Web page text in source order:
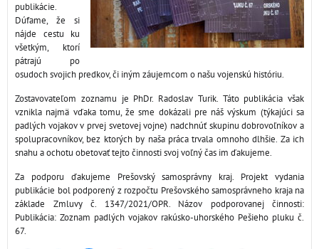
publikácie.
Dúfame, že si
nájde cestu ku
všetkým, ktorí
pátrajú po
osudoch svojich predkov, či iným záujemcom o našu vojenskú históriu.
Zostavovateľom zoznamu je PhDr. Radoslav Turik. Táto publikácia však
vznikla najmä vďaka tomu, že sme dokázali pre náš výskum (týkajúci sa
padlých vojakov v prvej svetovej vojne) nadchnúť skupinu dobrovoľníkov a
spolupracovníkov, bez ktorých by naša práca trvala omnoho dlhšie. Za ich
snahu a ochotu obetovať tejto činnosti svoj voľný čas im ďakujeme.
Za podporu ďakujeme Prešovský samosprávny kraj. Projekt vydania
publikácie bol podporený z rozpočtu Prešovského samosprávneho kraja na
základe Zmluvy č. 1347/2021/OPR. Názov podporovanej činnosti:
Publikácia: Zoznam padlých vojakov rakúsko-uhorského Pešieho pluku č.
67.